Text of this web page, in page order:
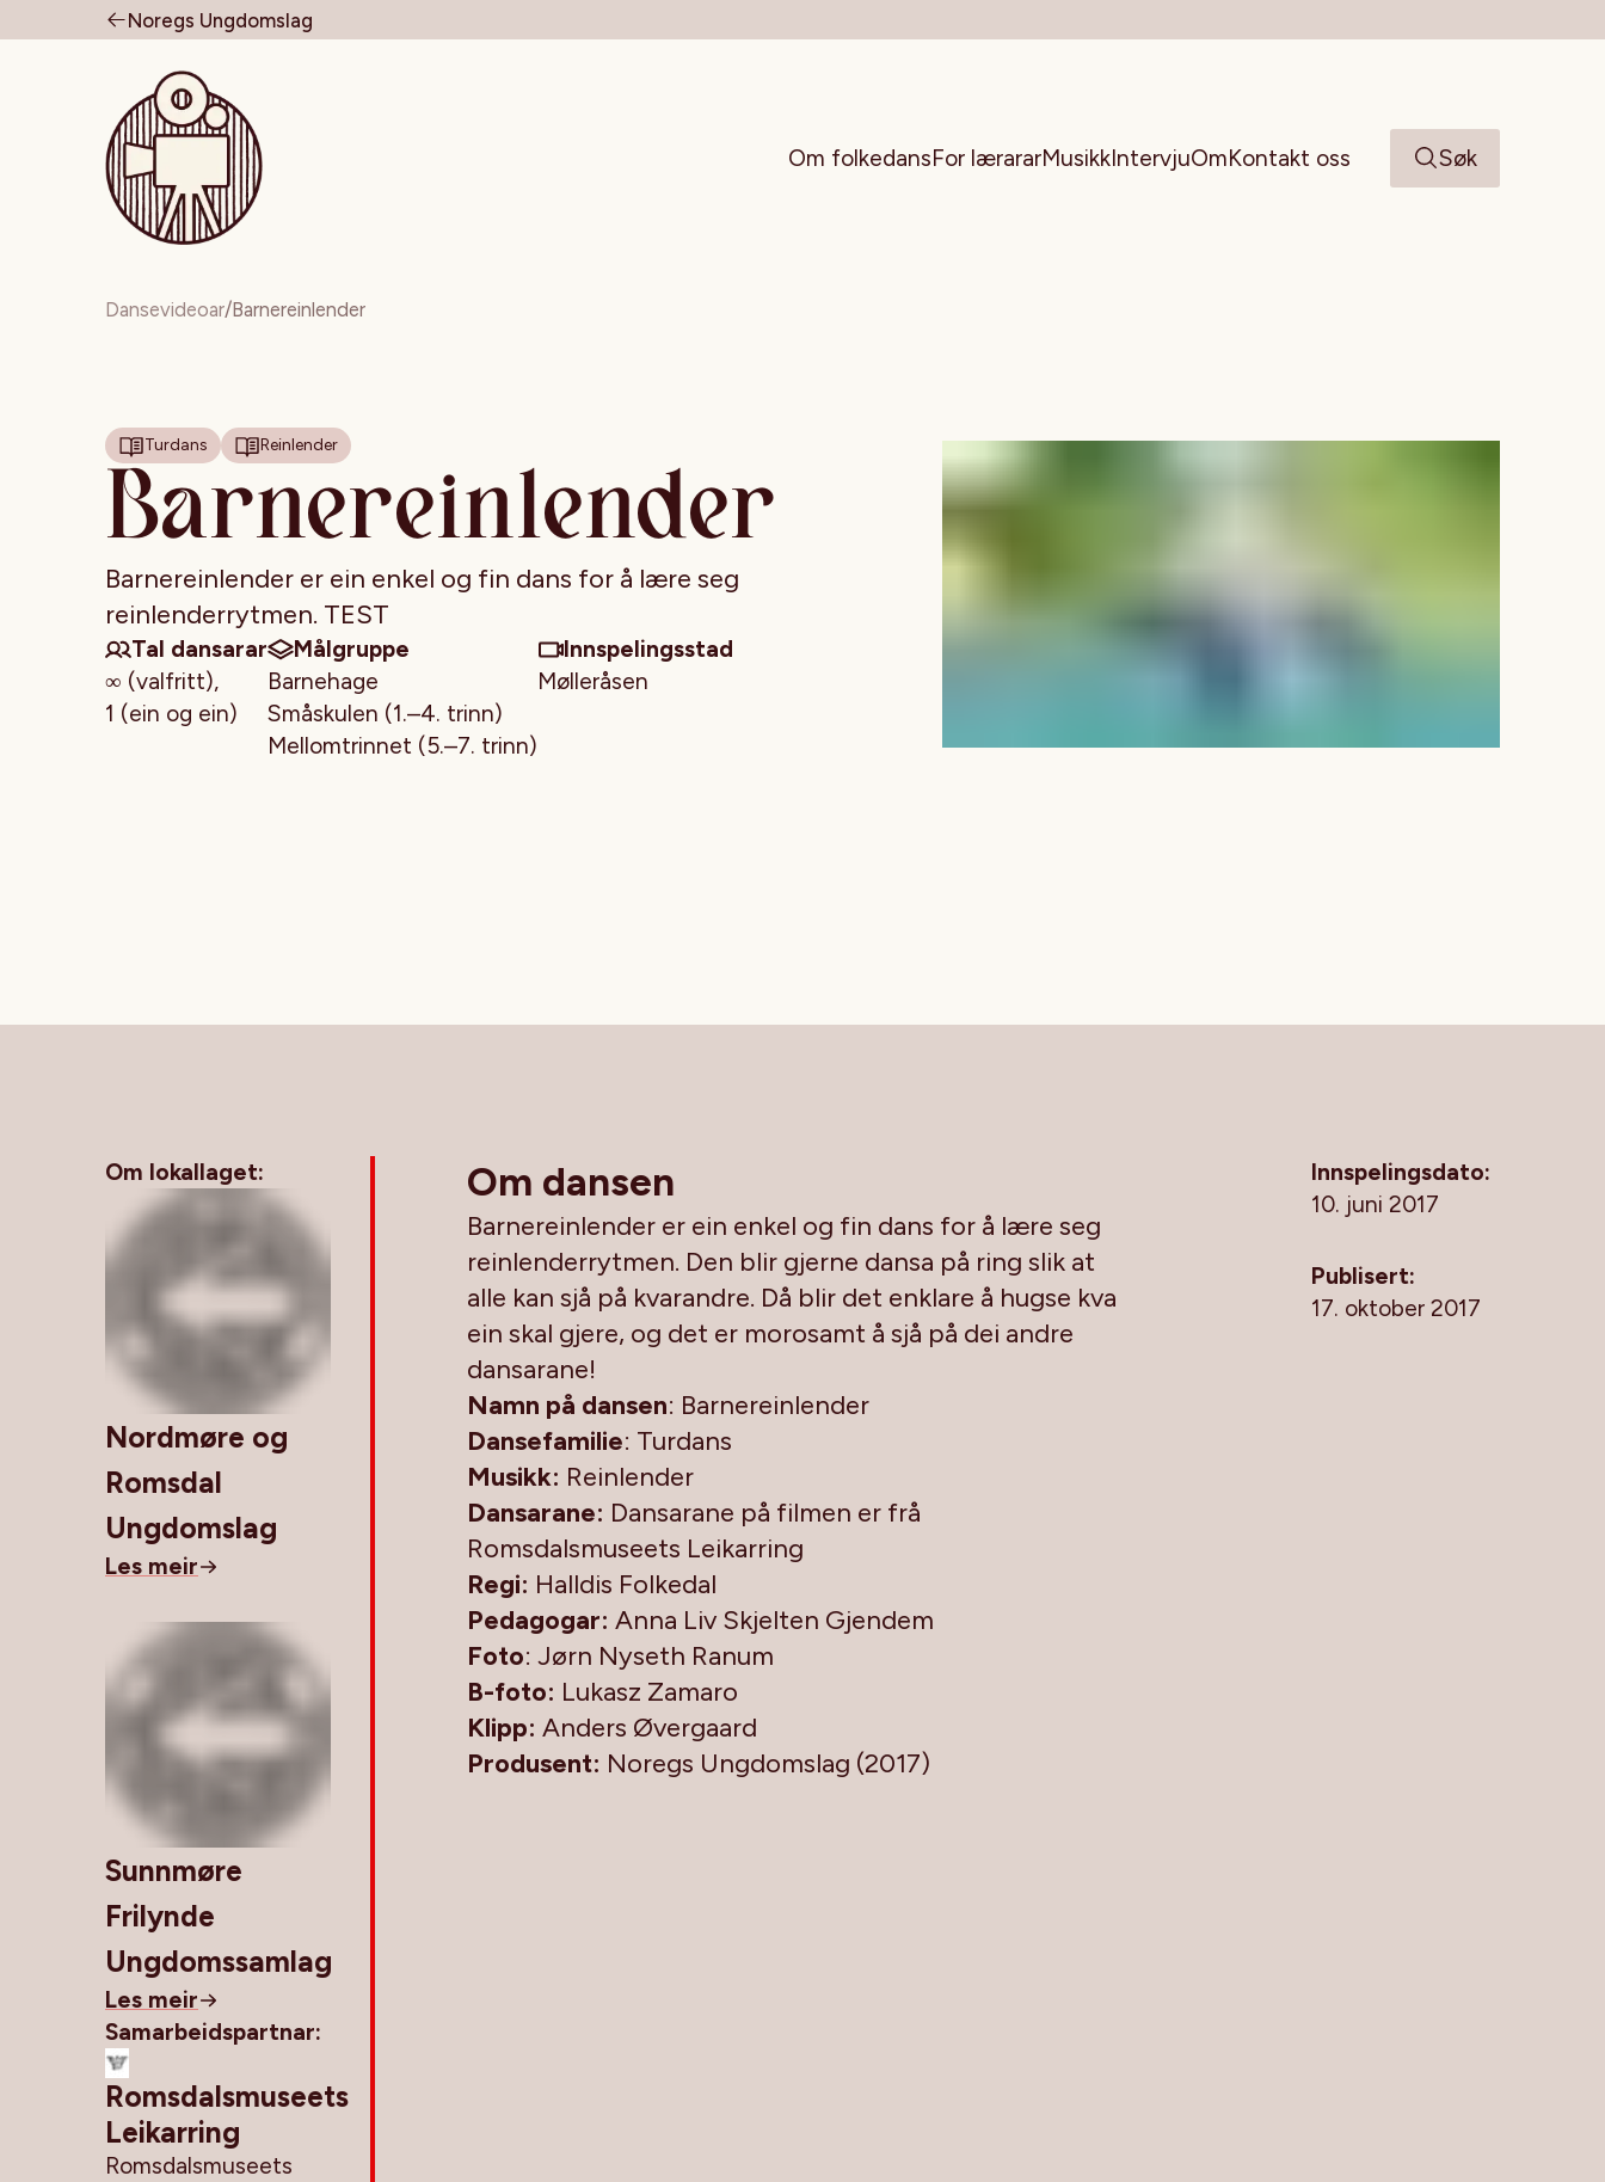
Noregs Ungdomslag
Til forsiden
Om folkedansFor lærararMusikkIntervjuOmKontakt oss Søk
Dansevideoar/Barnereinlender
Turdans Reinlender
Barnereinlender
Barnereinlender er ein enkel og fin dans for å lære seg
reinlenderrytmen. TEST
Tal dansarar
∞ (valfritt),
1 (ein og ein)
Målgruppe
Barnehage
Småskulen (1.–4. trinn)
Mellomtrinnet (5.–7. trinn)
Innspelingsstad
Mølleråsen
Om lokallaget:
Nordmøre og
Romsdal
Ungdomslag
Les meir
Sunnmøre
Frilynde
Ungdomssamlag
Les meir
Samarbeidspartnar:
Romsdalsmuseets
Leikarring
Romsdalsmuseets
Om dansen
Barnereinlender er ein enkel og fin dans for å lære seg
reinlenderrytmen. Den blir gjerne dansa på ring slik at
alle kan sjå på kvarandre. Då blir det enklare å hugse kva
ein skal gjere, og det er morosamt å sjå på dei andre
dansarane!
Namn på dansen: Barnereinlender
Dansefamilie: Turdans
Musikk: Reinlender
Dansarane: Dansarane på filmen er frå
Romsdalsmuseets Leikarring
Regi: Halldis Folkedal
Pedagogar: Anna Liv Skjelten Gjendem
Foto: Jørn Nyseth Ranum
B-foto: Lukasz Zamaro
Klipp: Anders Øvergaard
Produsent: Noregs Ungdomslag (2017)
Innspelingsdato:
10. juni 2017
Publisert:
17. oktober 2017